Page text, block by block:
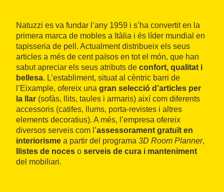
Natuzzi es va fundar l’any 1959 i s’ha convertit en la
primera marca de mobles a Itàlia i és líder mundial en
tapisseria de pell. Actualment distribueix els seus
articles a més de cent països en tot el món, que han
sabut apreciar els seus atributs de confort, qualitat i
bellesa. L’establiment, situat al cèntric barri de
l’Eixample, ofereix una gran selecció d’articles per
la llar (sofàs, llits, taules i armaris) així com diferents
accessoris (catifes, llums, porta-revistes i altres
elements decoratius). A més, l’empresa ofereix
diversos serveis com l’assessorament gratuït en
interiorisme a partir del programa 3D Room Planner,
llistes de noces o serveis de cura i manteniment
del mobiliari.